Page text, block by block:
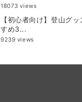
18073 views
【初心者向け】登山グ
すめ3...
9239 views